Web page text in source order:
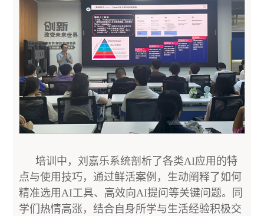
培训中，刘嘉乐系统剖析了各类AI应用的特
点与使用技巧，通过鲜活案例，生动阐释了如何
精准选用AI工具、高效向AI提问等关键问题。同
学们热情高涨，结合自身所学与生活经验积极交